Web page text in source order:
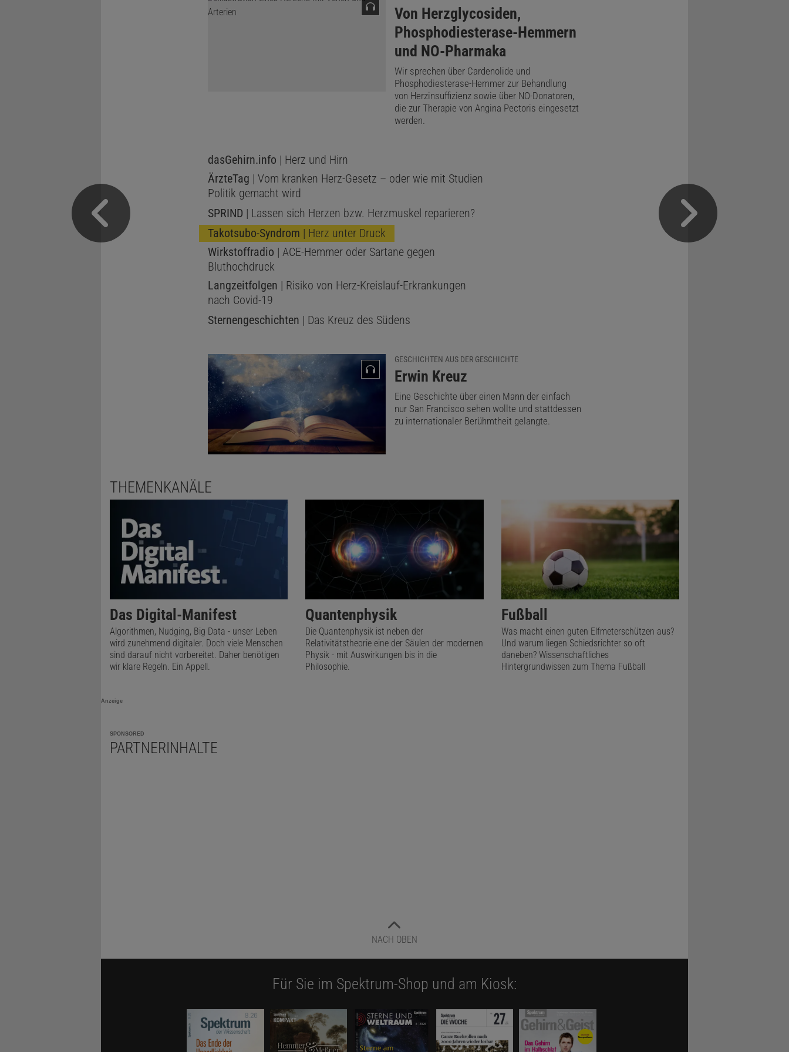
:
Von Herzglycosiden,
Phosphodiesterase-Hemmern
und NO-Pharmaka
Wir sprechen über Cardenolide und
Phosphodiesterase-Hemmer zur Behandlung
von Herzinsuffizienz sowie über NO-Donatoren,
die zur Therapie von Angina Pectoris eingesetzt
werden.
dasGehirn.info | Herz und Hirn
ÄrzteTag | Vom kranken Herz-Gesetz – oder wie mit Studien
Politik gemacht wird
SPRIND | Lassen sich Herzen bzw. Herzmuskel reparieren?
Takotsubo-Syndrom | Herz unter Druck
Wirkstoffradio | ACE-Hemmer oder Sartane gegen
Bluthochdruck
Langzeitfolgen | Risiko von Herz-Kreislauf-Erkrankungen
nach Covid-19
Sternengeschichten | Das Kreuz des Südens
GESCHICHTEN AUS DER GESCHICHTE
:
Erwin Kreuz
Eine Geschichte über einen Mann der einfach
nur San Francisco sehen wollte und stattdessen
zu internationaler Berühmtheit gelangte.
THEMENKANÄLE
Das Digital-Manifest
Algorithmen, Nudging, Big Data - unser Leben
wird zunehmend digitaler. Doch viele Menschen
sind darauf nicht vorbereitet. Daher benötigen
wir klare Regeln. Ein Appell.
Quantenphysik
Die Quantenphysik ist neben der
Relativitätstheorie eine der Säulen der modernen
Physik - mit Auswirkungen bis in die
Philosophie.
Fußball
Was macht einen guten Elfmeterschützen aus?
Und warum liegen Schiedsrichter so oft
daneben? Wissenschaftliches
Hintergrundwissen zum Thema Fußball
Anzeige
SPONSORED
PARTNERINHALTE
NACH OBEN
Für Sie im Spektrum-Shop und am Kiosk: